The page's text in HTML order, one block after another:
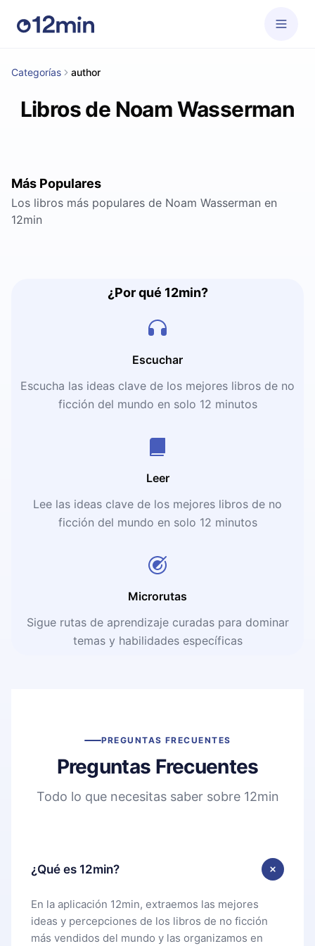
Categorías author
Libros de Noam Wasserman
Más Populares
Los libros más populares de Noam Wasserman en
12min
¿Por qué 12min?
Escuchar
Escucha las ideas clave de los mejores libros de no
ficción del mundo en solo 12 minutos
Leer
Lee las ideas clave de los mejores libros de no
ficción del mundo en solo 12 minutos
Microrutas
Sigue rutas de aprendizaje curadas para dominar
temas y habilidades específicas
PREGUNTAS FRECUENTES
Preguntas Frecuentes
Todo lo que necesitas saber sobre 12min
¿Qué es 12min?
En la aplicación 12min, extraemos las mejores
ideas y percepciones de los libros de no ficción
más vendidos del mundo y las organizamos en